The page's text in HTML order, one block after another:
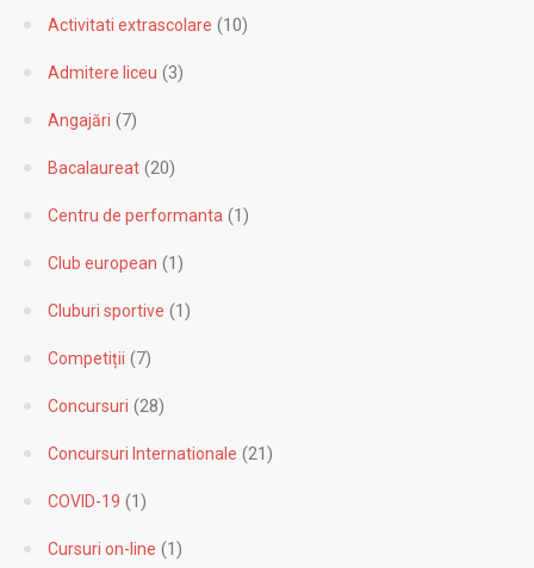
Activitati extrascolare (10)
Admitere liceu (3)
Angajări (7)
Bacalaureat (20)
Centru de performanta (1)
Club european (1)
Cluburi sportive (1)
Competiții (7)
Concursuri (28)
Concursuri Internationale (21)
COVID-19 (1)
Cursuri on-line (1)